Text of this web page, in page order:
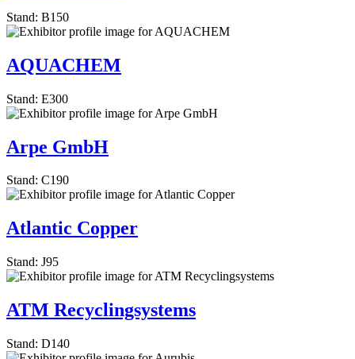
Stand: B150
AQUACHEM
Stand: E300
Arpe GmbH
Stand: C190
Atlantic Copper
Stand: J95
ATM Recyclingsystems
Stand: D140